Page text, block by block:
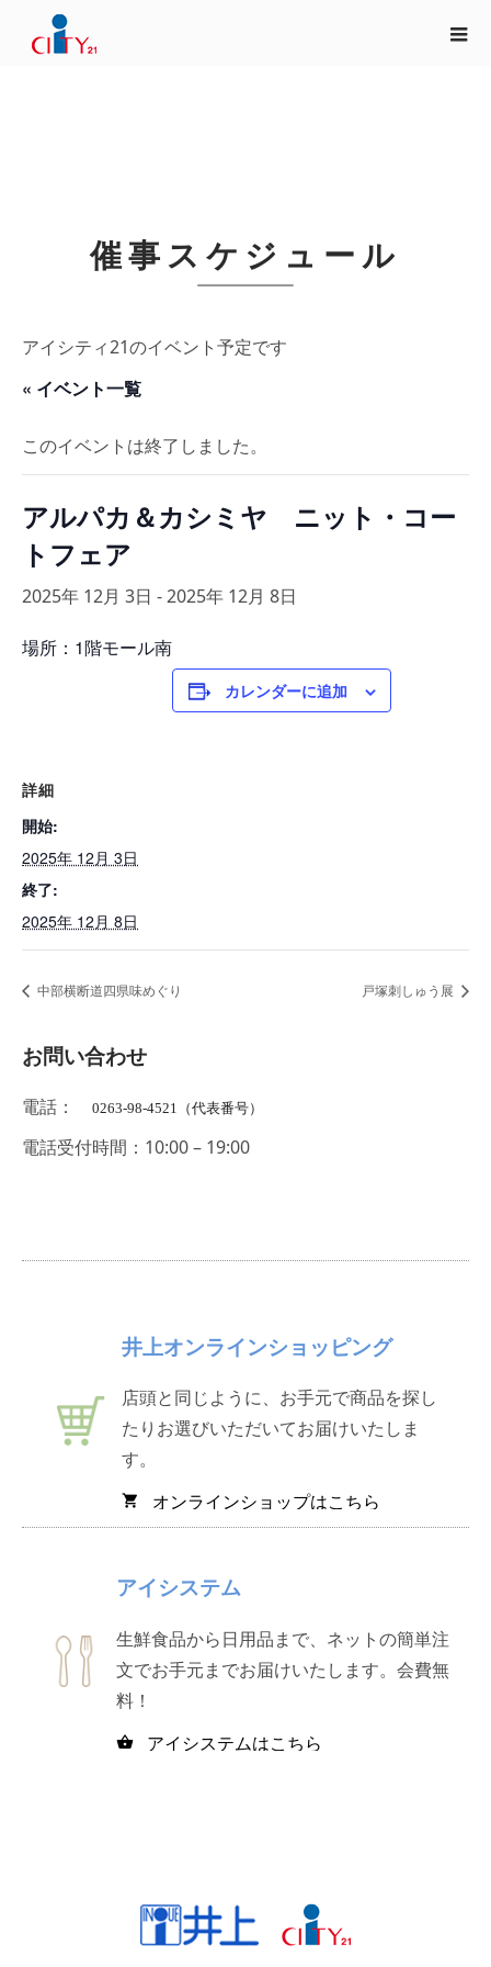
催事スケジュール
アイシティ21のイベント予定です
« イベント一覧
このイベントは終了しました。
アルパカ＆カシミヤ ニット・コー
トフェア
2025年 12月 3日 -2025年 12月 8日
場所：1階モール南
カレンダーに追加
詳細
開始:
2025年 12月 3日
終了:
2025年 12月 8日
中部横断道四県味めぐり 戸塚刺しゅう展
お問い合わせ
電話： 0263-98-4521（代表番号）
電話受付時間：10:00 – 19:00
井上オンラインショッピング
店頭と同じように、お手元で商品を探し
たりお選びいただいてお届けいたしま
す。
shopping_cart オンラインショップはこちら
アイシステム
生鮮食品から日用品まで、ネットの簡単注
文でお手元までお届けいたします。会費無
料！
shopping_basket アイシステムはこちら